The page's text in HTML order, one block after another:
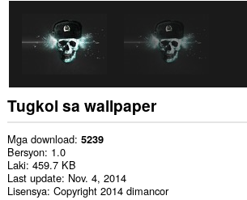
Tugkol sa wallpaper
Mga download 5239
Bersyon 1.0
Laki 459.7 KB
Last update Nov. 4, 2014
Lisensya Copyright 2014 dimancor